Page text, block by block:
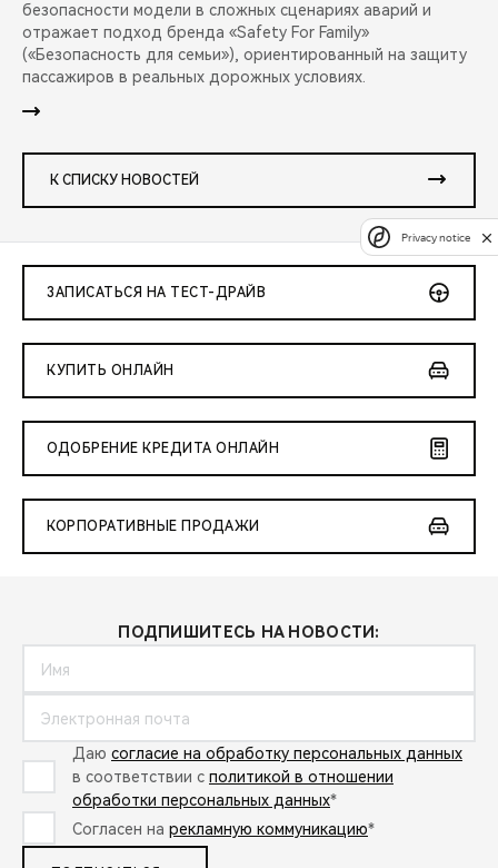
безопасности модели в сложных сценариях аварий и
отражает подход бренда «Safety For Family»
(«Безопасность для семьи»), ориентированный на защиту
пассажиров в реальных дорожных условиях.
К СПИСКУ НОВОСТЕЙ
ЗАПИСАТЬСЯ НА ТЕСТ-ДРАЙВ
КУПИТЬ ОНЛАЙН
ОДОБРЕНИЕ КРЕДИТА ОНЛАЙН
КОРПОРАТИВНЫЕ ПРОДАЖИ
ПОДПИШИТЕСЬ НА НОВОСТИ:
Даю согласие на обработку персональных данных
в соответствии с политикой в отношении
обработки персональных данных*
Согласен на рекламную коммуникацию*
Privacy notice